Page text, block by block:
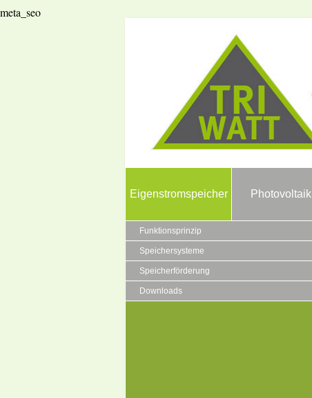
meta_seo
Eigenstromspeicher Photovoltaik
Funktionsprinzip
Speichersysteme
Speicherförderung
Downloads